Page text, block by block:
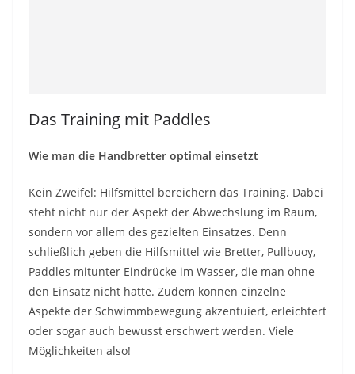
Das Training mit Paddles
Wie man die Handbretter optimal einsetzt
Kein Zweifel: Hilfsmittel bereichern das Training. Dabei
steht nicht nur der Aspekt der Abwechslung im Raum,
sondern vor allem des gezielten Einsatzes. Denn
schließlich geben die Hilfsmittel wie Bretter, Pullbuoy,
Paddles mitunter Eindrücke im Wasser, die man ohne
den Einsatz nicht hätte. Zudem können einzelne
Aspekte der Schwimmbewegung akzentuiert, erleichtert
oder sogar auch bewusst erschwert werden. Viele
Möglichkeiten also!